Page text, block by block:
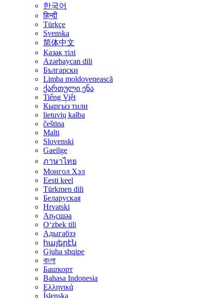
한국어
हिन्दी
Türkçe
Svenska
简体中文
Қазақ тілі
Azərbaycan dili
Български
Limba moldovenească
ქართული ენა
Tiếng Việt
Кыргы́з тили
lietuvių kalba
čeština
Malti
Slovenski
Gaeilge
ภาษาไทย
Монгол Хэл
Eesti keel
Türkmen dili
Беларуская
Hrvatski
Аҧсшәа
Oʻzbek tili
Адыгабзэ
հայերէն
Gjuha shqipe
বাংলা
Башҡорт
Bahasa Indonesia
Ελληνικά
Íslenska